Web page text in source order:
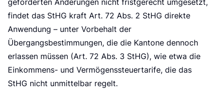
findet das StHG kraft Art. 72 Abs. 2 StHG direkte
Anwendung – unter Vorbehalt der
Übergangsbestimmungen, die die Kantone dennoch
erlassen müssen (Art. 72 Abs. 3 StHG), wie etwa die
Einkommens- und Vermögenssteuertarife, die das
StHG nicht unmittelbar regelt.